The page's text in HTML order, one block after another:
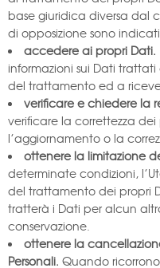
base giuridica diversa dal
di opposizione sono
accedere ai propri Dati.
informazioni sui Dati
del trattamento ed a
verificare e chiedere la
verificare la correttezza
l’aggiornamento o la
ottenere la limitazione
determinate condizioni,
del trattamento dei propri
tratterà i Dati per alcun
conservazione.
ottenere la
Personali. Quando